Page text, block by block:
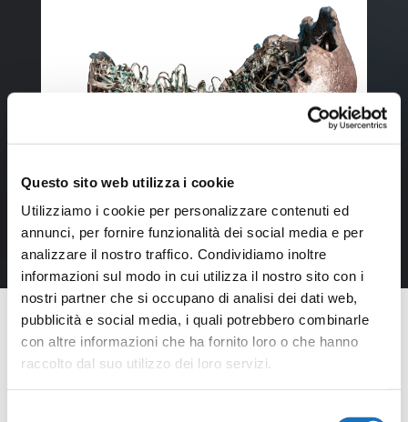
Questo sito web utilizza i cookie
Utilizziamo i cookie per personalizzare contenuti ed
annunci, per fornire funzionalità dei social media e per
analizzare il nostro traffico. Condividiamo inoltre
informazioni sul modo in cui utilizza il nostro sito con i
nostri partner che si occupano di analisi dei dati web,
pubblicità e social media, i quali potrebbero combinarle
con altre informazioni che ha fornito loro o che hanno
raccolto dal suo utilizzo dei loro servizi.